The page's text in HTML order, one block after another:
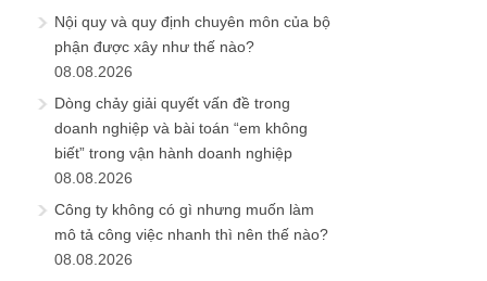
Nội quy và quy định chuyên môn của bộ
phận được xây như thế nào?
08.08.2026
Dòng chảy giải quyết vấn đề trong
doanh nghiệp và bài toán “em không
biết” trong vận hành doanh nghiệp
08.08.2026
Công ty không có gì nhưng muốn làm
mô tả công việc nhanh thì nên thế nào?
08.08.2026